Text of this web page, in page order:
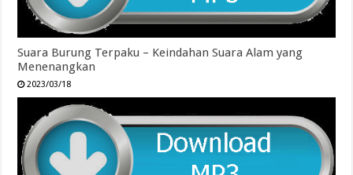
Suara Burung Terpaku – Keindahan Suara Alam yang
Menenangkan
2023/03/18